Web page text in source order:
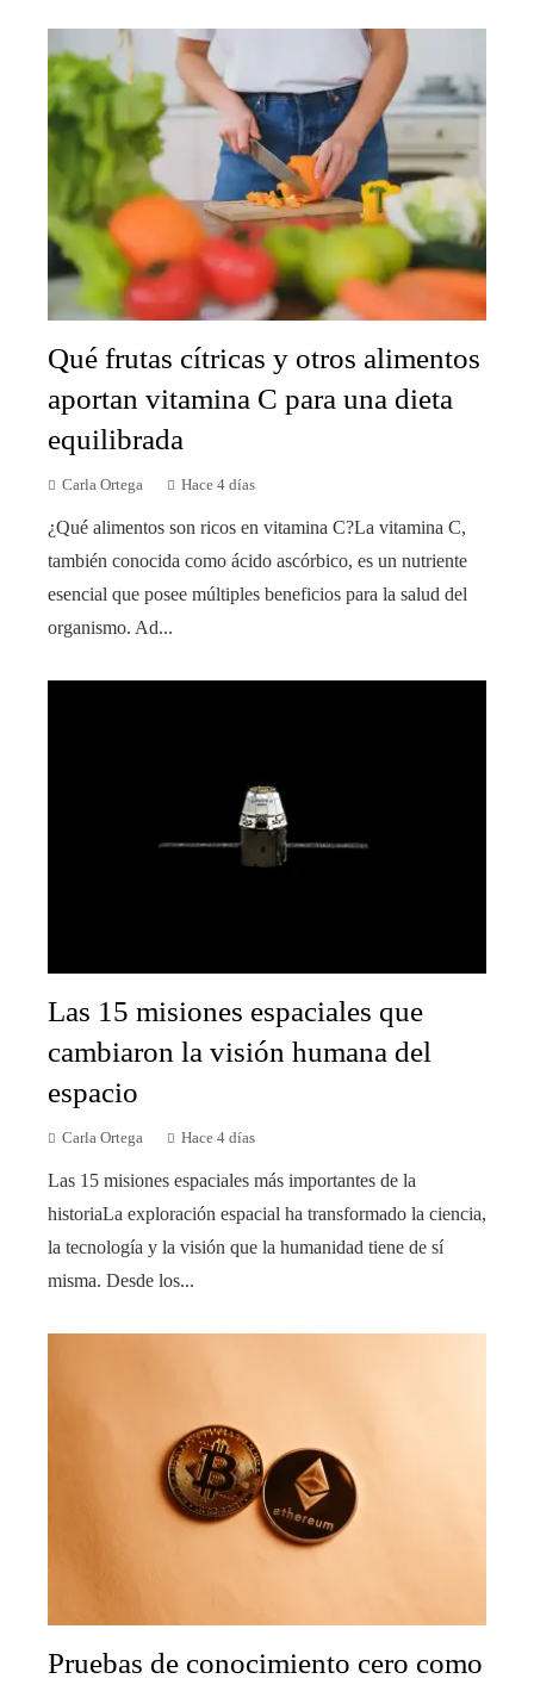
Qué frutas cítricas y otros alimentos
aportan vitamina C para una dieta
equilibrada
Carla Ortega Hace 4 días
¿Qué alimentos son ricos en vitamina C?La vitamina C,
también conocida como ácido ascórbico, es un nutriente
esencial que posee múltiples beneficios para la salud del
organismo. Ad...
Las 15 misiones espaciales que
cambiaron la visión humana del
espacio
Carla Ortega Hace 4 días
Las 15 misiones espaciales más importantes de la
historiaLa exploración espacial ha transformado la ciencia,
la tecnología y la visión que la humanidad tiene de sí
misma. Desde los...
Pruebas de conocimiento cero como